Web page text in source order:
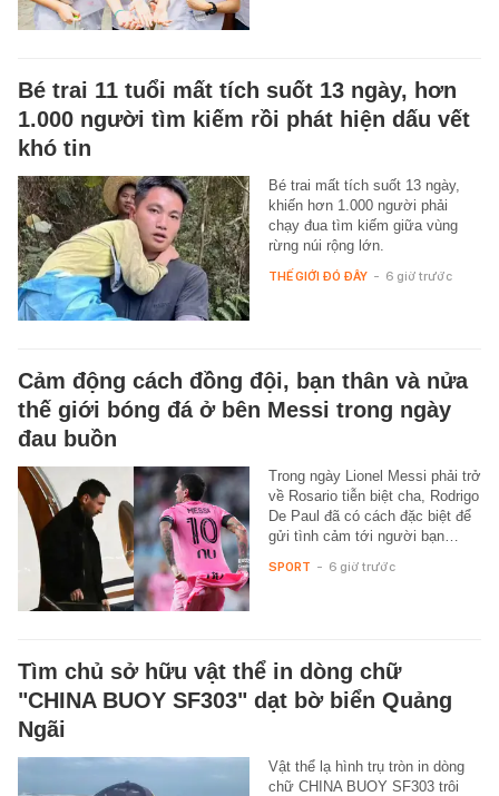
Bé trai 11 tuổi mất tích suốt 13 ngày, hơn
1.000 người tìm kiếm rồi phát hiện dấu vết
khó tin
Bé trai mất tích suốt 13 ngày,
khiến hơn 1.000 người phải
chạy đua tìm kiếm giữa vùng
rừng núi rộng lớn.
THẾ GIỚI ĐÓ ĐÂY - 6 giờ trước
Cảm động cách đồng đội, bạn thân và nửa
thế giới bóng đá ở bên Messi trong ngày
đau buồn
Trong ngày Lionel Messi phải trở
về Rosario tiễn biệt cha, Rodrigo
De Paul đã có cách đặc biệt để
gửi tình cảm tới người bạn…
SPORT - 6 giờ trước
Tìm chủ sở hữu vật thể in dòng chữ
"CHINA BUOY SF303" dạt bờ biển Quảng
Ngãi
Vật thể lạ hình trụ tròn in dòng
chữ CHINA BUOY SF303 trôi